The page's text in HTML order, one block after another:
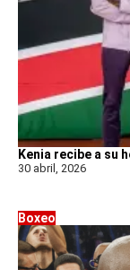
Kenia recibe a su
30 abril, 2026
Boxeo